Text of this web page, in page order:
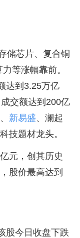
储芯片、复合铜
等涨幅靠前。
达到3.25万亿
交额达到200亿
、 新易盛、澜起
技题材龙头。
元，创其历史
股价最高达到
股今日收盘下跌